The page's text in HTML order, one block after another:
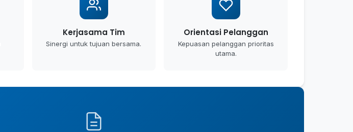
Kerjasama Tim
Sinergi untuk tujuan bersama.
Orientasi Pelanggan
Kepuasan pelanggan prioritas
utama.